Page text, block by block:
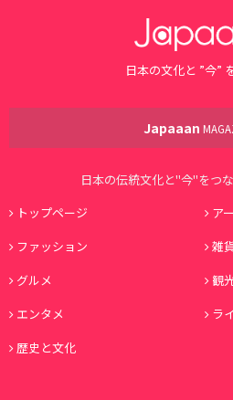
日本の文化と ”今”
Japaaan
日本の伝統文化と"今"をつ
トップページ
ア
ファッション
雑
グルメ
観
エンタメ
ラ
歴史と文化